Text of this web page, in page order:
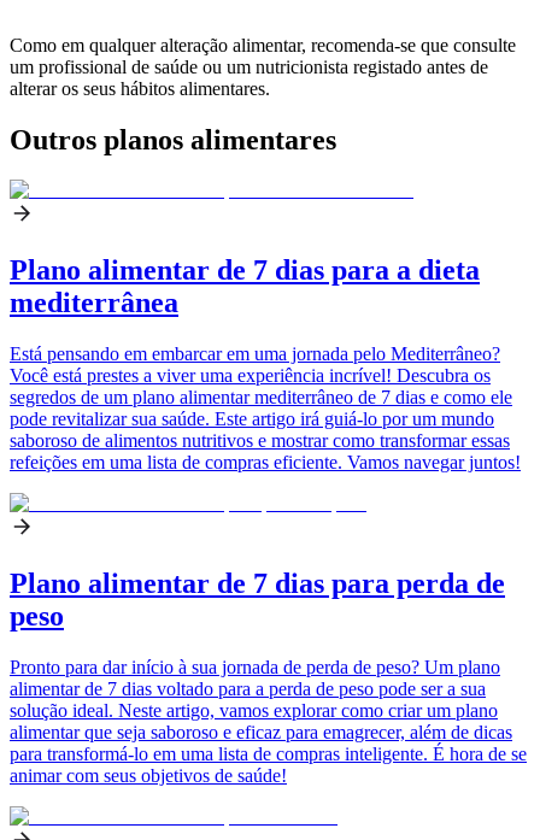
Como em qualquer alteração alimentar, recomenda-se que consulte
um profissional de saúde ou um nutricionista registado antes de
alterar os seus hábitos alimentares.
Outros planos alimentares
Plano alimentar de 7 dias para a dieta
mediterrânea
Está pensando em embarcar em uma jornada pelo Mediterrâneo?
Você está prestes a viver uma experiência incrível! Descubra os
segredos de um plano alimentar mediterrâneo de 7 dias e como ele
pode revitalizar sua saúde. Este artigo irá guiá-lo por um mundo
saboroso de alimentos nutritivos e mostrar como transformar essas
refeições em uma lista de compras eficiente. Vamos navegar juntos!
Plano alimentar de 7 dias para perda de
peso
Pronto para dar início à sua jornada de perda de peso? Um plano
alimentar de 7 dias voltado para a perda de peso pode ser a sua
solução ideal. Neste artigo, vamos explorar como criar um plano
alimentar que seja saboroso e eficaz para emagrecer, além de dicas
para transformá-lo em uma lista de compras inteligente. É hora de se
animar com seus objetivos de saúde!